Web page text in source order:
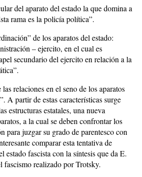
del aparato del estado la que domina a
rama es la policía política”.
de los aparatos del estado:
– ejercito, en el cual es
secundario del ejercito en relación a la
relaciones en el seno de los aparatos
A partir de estas características surge
estructuras estatales, una nueva
a la cual se deben confrontar los
para juzgar su grado de parentesco con
comparar esta tentativa de
estado fascista con la síntesis que da E.
fascismo realizado por Trotsky.